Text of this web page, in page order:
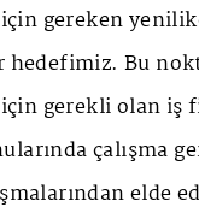
gereken
hedefimiz. Bu
gerekli olan iş
çalışma
elde